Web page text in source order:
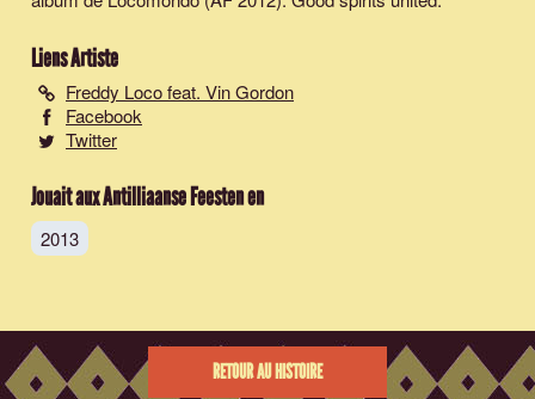
Liens Artiste
Freddy Loco feat. Vin Gordon
Facebook
Twitter
Jouait aux Antilliaanse Feesten en
2013
RETOUR AU HISTOIRE